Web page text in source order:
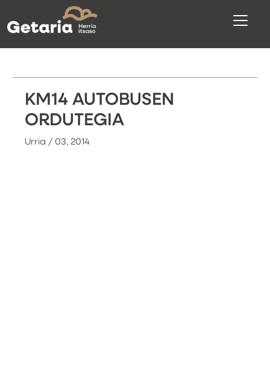
KM14 AUTOBUSEN
ORDUTEGIA
Urria / 03, 2014